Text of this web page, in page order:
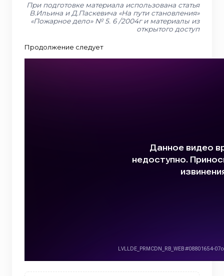
При подготовке материала использована статья
В.Ильина и Д.Паскевича «На пути становления»
«Пожарное дело» № 5. 6 /2004г и материалы из
открытого доступ
Продолжение следует